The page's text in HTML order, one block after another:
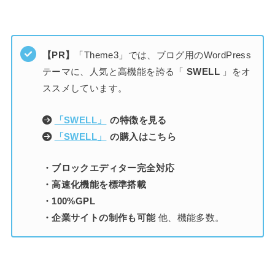
【PR】
「Theme3」では、ブログ用のWordPress
テーマに、人気と高機能を誇る「SWELL 」をオ
ススメしています。
「SWELL」
の特徴を見る
「SWELL」
の購入はこちら
・ブロックエディター完全対応
・高速化機能を標準搭載
・100%GPL
・企業サイトの制作も可能他、機能多数。